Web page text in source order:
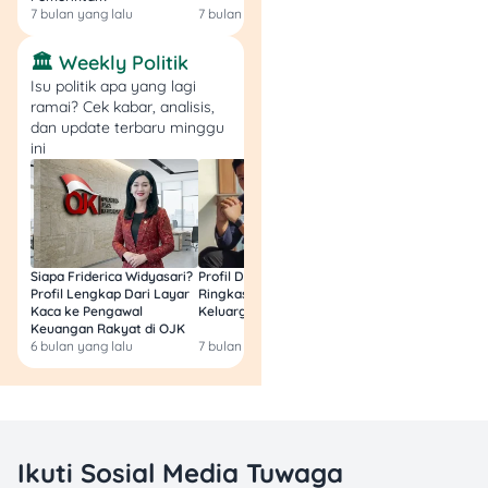
8. Pop Filter dan Shock
Mount
Sumber: JPC Kemang
banget.Pop filter
berfungsi
7 bulan yang lalu
7 bulan yang lalu
🏛️ Weekly Politik
Isu politik apa yang lagi
ramai? Cek kabar, analisis,
dan update terbaru minggu
ini
Siapa Friderica Widyasari?
Profil Lengkap Dari Layar
Kaca ke Pengawal
Keuangan Rakyat di OJK
6 bulan yang lalu
Profil Darma Mangkuluhur:
Ringkas Latar Belakang
Keluarga dan Bisnisnya
7 bulan yang lalu
Ikuti Sosial Media Tuwaga